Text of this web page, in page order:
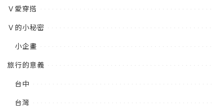
Ｖ愛穿搭
Ｖ的小秘密
小企畫
旅行的意義
台中
台灣